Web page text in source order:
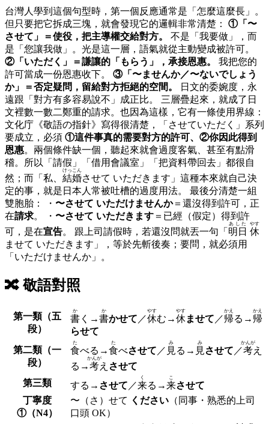
台灣人學到這個句型時，第一個反應通常是「怎麼這麼長」。
但只要把它拆成三塊，就會發現它的邏輯非常清楚： ①「〜
させて」＝使役，把主導權交給對方。
不是「我要做」，而
是「您讓我做」。光是這一層，語氣就從主動變成被許可。
②「いただく」＝謙讓的「もらう」，承接恩惠。
我把您的
許可當成一份恩惠收下。 ③「〜ませんか／〜ないでしょう
か」＝否定疑問，留給對方拒絕的空間。
日文的委婉度，永
遠跟「對方有多容易說不」成正比。 三層疊起來，就成了日
文裡數一數二鄭重的請求。也因為這樣，它有一條使用界線：
文化庁《敬語の指針》寫得很清楚，「させていただく」系列
要成立，必須 ①這件事真的需要對方的許可、②你因此得到
恩惠。兩個條件缺一個，聽起來就會過度客氣、甚至有點滑
稽。所以「請假」「借用會議室」「把資料帶回去」都很自
然；而「私、 結婚
けっこん
させて いただきます」這種本來就自己決
定的事，就是日本人常被吐槽的過度用法。 最後分清楚一組
雙胞胎： ・ 〜させて いただけませんか＝還沒得到許可，正
在請求。 ・ 〜させて いただきます ＝已經（假定）得到許
可，是在宣告。 跟上司請假時，若還沒問就丟一句「 明日
あした
休
やす
ませて いただきます」，等於先斬後奏；要問，就必須用
「いただけませんか」。
🔀 敬語對照
第一類（五
段）
書
か
く→書
か
かせて ／休
やす
む→休
やす
ませて ／帰
かえ
る→ 帰
かえ
らせて
第二類（一
段）
食
た
べる→食
た
べさせて ／ 見
み
る→ 見
み
させて ／考
かんが
え
る→考
かんが
え させて
第三類
する→ させて ／来
く
る→来
こ
させて
丁寧度
①（N4）
〜（さ）せて ください （同事・熟悉的上司
口頭 OK）